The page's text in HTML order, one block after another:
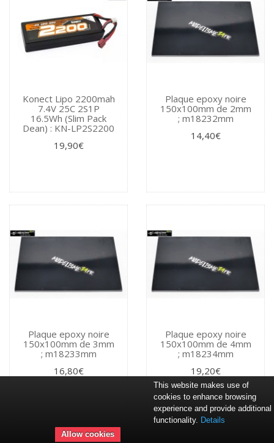
Konect Lipo 2200mah
7.4V 25C 2S1P
16.5Wh (Slim Pack
Dean) : KN-LP2S2200
19,90€
Plaque epoxy noire
150x100mm de 2mm
; m18232mm
14,40€
Plaque epoxy noire
150x100mm de 3mm
; m18233mm
16,80€
Plaque epoxy noire
150x100mm de 4mm
; m18234mm
19,20€
This website makes use of
cookies to enhance browsing
experience and provide additional
functionality. Details
Allow cookies